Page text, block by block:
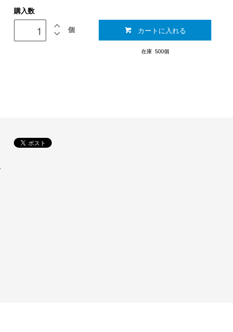
購入数
個 カートに入れる
在庫 500個